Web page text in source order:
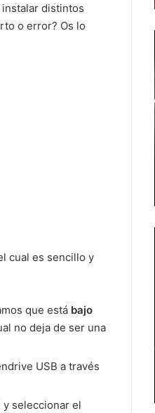
instalar distintos
o error? Os lo
cual es sencillo y
que está bajo
no deja de ser una
USB a través
y seleccionar el